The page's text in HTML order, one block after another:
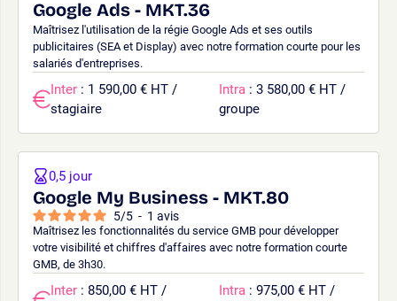
Google Ads - MKT.36
Maîtrisez l'utilisation de la régie Google Ads et ses outils
publicitaires (SEA et Display) avec notre formation courte pour les
salariés d'entreprises.
Inter : 1 590,00 € HT /
stagiaire
Intra : 3 580,00 € HT /
groupe
Google My Business - MKT.80
5/5 - 1 avis
Maîtrisez les fonctionnalités du service GMB pour développer
votre visibilité et chiffres d'affaires avec notre formation courte
GMB, de 3h30.
0,5 jour
Inter : 850,00 € HT / Intra : 975,00 € HT /